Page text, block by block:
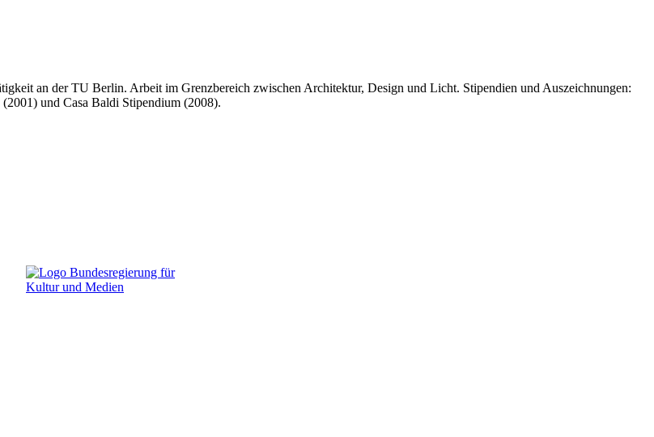
an der TU Berlin. Arbeit im Grenzbereich zwischen Architektur, Design und Licht. Stipendien und Auszeichnungen:
und Casa Baldi Stipendium (2008).